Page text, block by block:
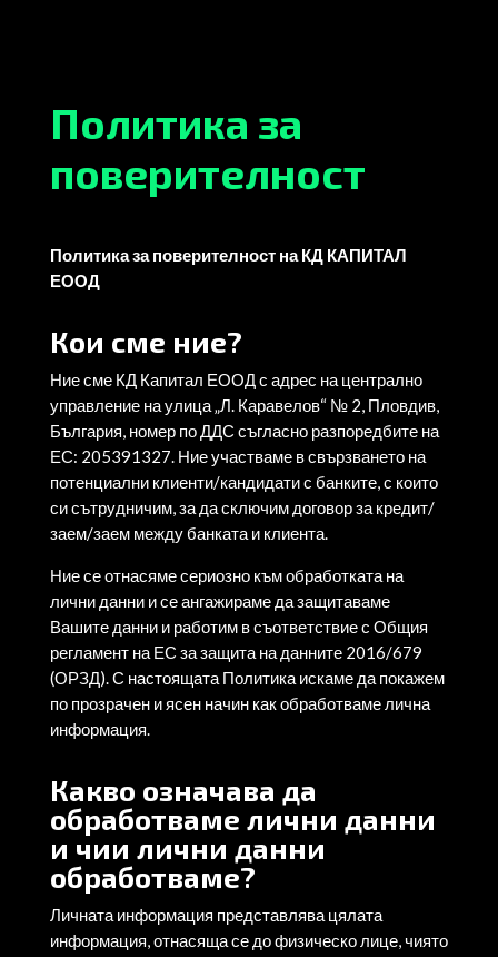
Политика за
поверителност
Политика за поверителност на КД КАПИТАЛ
ЕООД
Кои сме ние?
Ние сме КД Капитал ЕООД с адрес на централно
управление на улица „Л. Каравелов“ № 2, Пловдив,
България, номер по ДДС съгласно разпоредбите на
ЕС: 205391327. Ние участваме в свързването на
потенциални клиенти/кандидати с банките, с които
си сътрудничим, за да сключим договор за кредит/
заем/заем между банката и клиента.
Ние се отнасяме сериозно към обработката на
лични данни и се ангажираме да защитаваме
Вашите данни и работим в съответствие с Общия
регламент на ЕС за защита на данните 2016/679
(ОРЗД). С настоящата Политика искаме да покажем
по прозрачен и ясен начин как обработваме лична
информация.
Какво означава да
обработваме лични данни
и чии лични данни
обработваме?
Личната информация представлява цялата
информация, отнасяща се до физическо лице, чиято